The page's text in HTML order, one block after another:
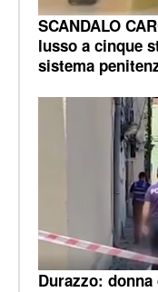
SCANDALO
lusso a cinque
sistema
Durazzo: donna